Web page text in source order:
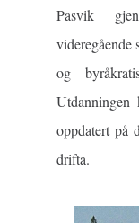
Pasvik
videregående
og
oppdatert på
drifta.